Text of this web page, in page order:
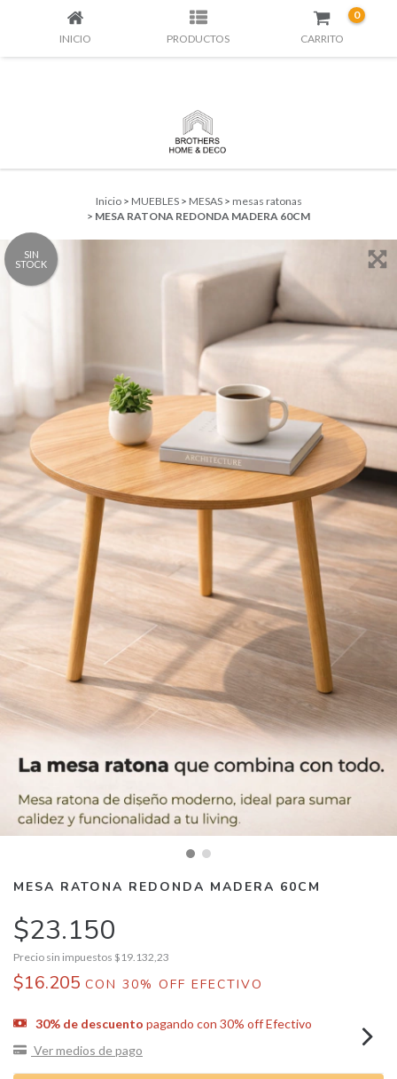
INICIO PRODUCTOS CARRITO
0
Inicio > MUEBLES > MESAS > mesas ratonas
> MESA RATONA REDONDA MADERA 60CM
SIN
STOCK
MESA RATONA REDONDA MADERA 60CM
$23.150
Precio sin impuestos $19.132,23
$16.205 CON 30% OFF EFECTIVO
30% de descuento pagando con 30% off Efectivo
Ver medios de pago